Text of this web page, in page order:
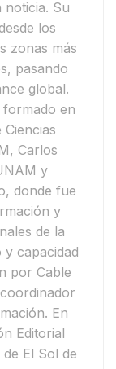
noticia. Su
los
zonas más
pasando
global.
formado en
Carlos
y
, donde fue
y
de la
capacidad
por Cable
En
Editorial
El Sol de